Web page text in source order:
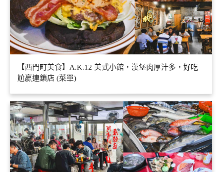
【西門町美食】A.K.12 美式小館，漢堡肉厚汁多，好吃
尬贏連鎖店 (菜單)